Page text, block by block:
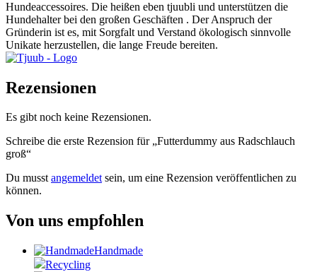
Hundeaccessoires. Die heißen eben tjuubli und unterstützen die
Hundehalter bei den großen Geschäften . Der Anspruch der
Gründerin ist es, mit Sorgfalt und Verstand ökologisch sinnvolle
Unikate herzustellen, die lange Freude bereiten.
Rezensionen
Es gibt noch keine Rezensionen.
Schreibe die erste Rezension für „Futterdummy aus Radschlauch
groß“
Du musstangemeldetsein, um eine Rezension veröffentlichen zu
können.
Von uns empfohlen
Handmade
Recycling